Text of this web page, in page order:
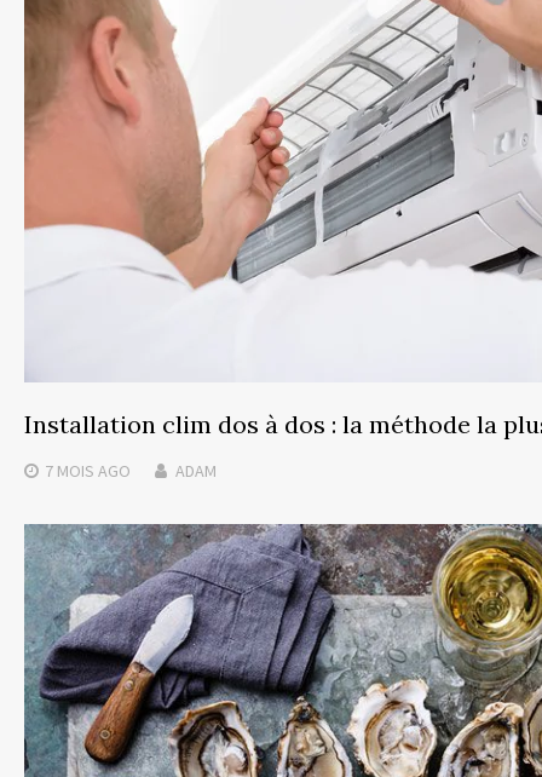
Installation clim dos à dos : la méthode la
7 MOIS AGO ADAM